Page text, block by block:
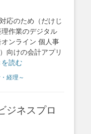
応のため（だけじ
作業のデジタル
ンライン 個人事
向けの会計アプリ
を読む
経理～
ジネスプロ